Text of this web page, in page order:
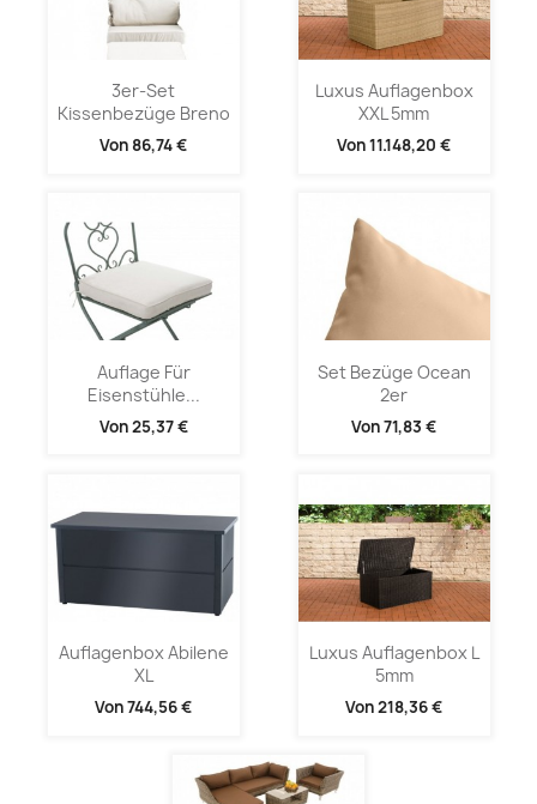
3er-Set
Kissenbezüge Breno
Von 86,74 €
Luxus Auflagenbox
XXL 5mm
Von11.148,20 €
Auflage Für
Eisenstühle...
Von25,37 €
Set Bezüge Ocean
2er
Von71,83 €
Auflagenbox Abilene
XL
Von744,56 €
Luxus Auflagenbox L
5mm
Von218,36 €